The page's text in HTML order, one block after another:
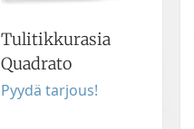
Tulitikkurasia
Quadrato
Pyydä tarjous!